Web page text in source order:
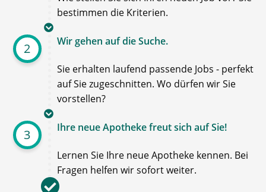
bestimmen die Kriterien.
2 Wir gehen auf die Suche.
Sie erhalten laufend passende Jobs - perfekt
auf Sie zugeschnitten. Wo dürfen wir Sie
vorstellen?
3 Ihre neue Apotheke freut sich auf Sie!
Lernen Sie Ihre neue Apotheke kennen. Bei
Fragen helfen wir sofort weiter.